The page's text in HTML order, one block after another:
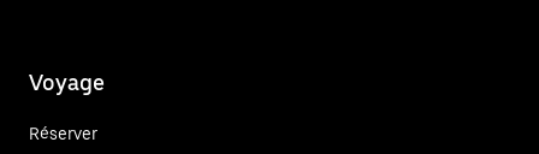
Voyage
Réserver